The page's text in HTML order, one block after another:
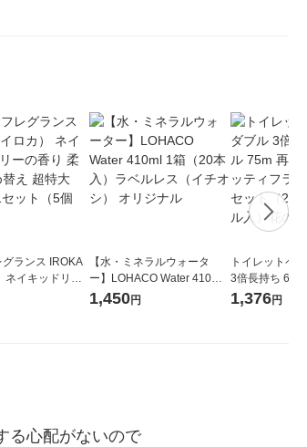
グランス IROKA
ネイキッドリリ
剤 詰め替え 超
【水・ミネラルウォータ
ー】LOHACO Water 410ml
1箱（20本入）ラベルレス
1,450円
トイレットペ
3倍長持ち 6ロール
紙配合 スコッ
1,376円
る心配がないので